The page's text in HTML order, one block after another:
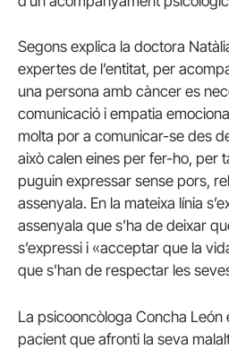
Segons explica la doctora
expertes de l’entitat, per
una persona amb càncer es
comunicació i empatia
molta por a comunicar-se des
això calen eines per fer-ho, per
puguin expressar sense pors,
assenyala. En la mateixa línia
assenyala que s’ha de deixar
s’expressi i «acceptar que la
que s’han de respectar les
La psicooncòloga Concha León
pacient que afronti la seva